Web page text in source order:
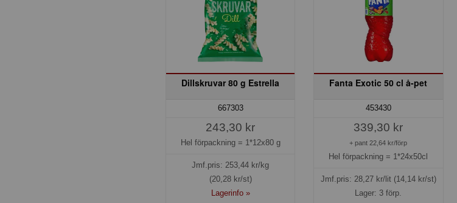
Dillskruvar 80 g Estrella
667303
243,30 kr
Hel förpackning = 1*12x80 g
Jmf.pris: 253,44 kr/kg
(20,28 kr/st)
Lagerinfo »
Fanta Exotic 50 cl å-pet
453430
339,30 kr
+ pant 22,64 kr/förp
Hel förpackning = 1*24x50cl
Jmf.pris: 28,27kr/lit (14,14 kr/st)
Lager: 3 förp.